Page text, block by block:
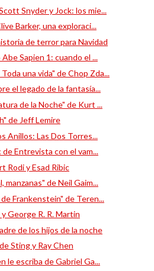
Snyder y Jock: los mie...
Barker, una exploraci...
de terror para Navidad
Sapien 1: cuando el ...
una vida" de Chop Zda...
el legado de la fantasía...
de la Noche" de Kurt ...
de Jeff Lemire
Anillos: Las Dos Torres...
Entrevista con el vam...
Rodi y Esad Ribic
de Neil Gaim...
Frankenstein" de Teren...
George R. R. Martin
de los hijos de la noche
Sting y Ray Chen
le escriba de Gabriel Ga...